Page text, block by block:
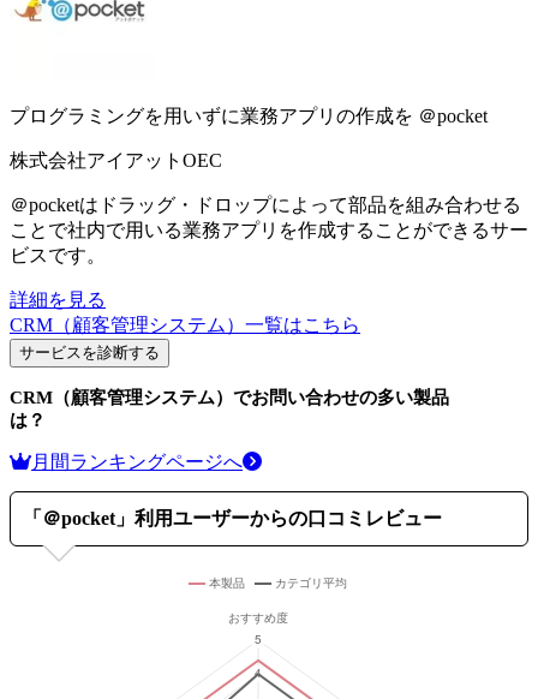
プログラミングを用いずに業務アプリの作成を ＠pocket
株式会社アイアットOEC
＠pocketはドラッグ・ドロップによって部品を組み合わせる
ことで社内で用いる業務アプリを作成することができるサー
ビスです。
詳細を見る
CRM（顧客管理システム） 一覧はこちら
サービスを診断する
CRM（顧客管理システム） でお問い合わせの多い製品
は？
月間ランキングページへ
「 ＠pocket 」利用ユーザーからの口コミレビュー